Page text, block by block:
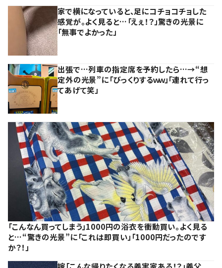
家で横になっていると、足にコチョコチョした
感覚が。よく見ると…「えぇ！？」驚きの光景に
「無事でよかった」
出張で…列車の指定席を予約したら…→“想
定外の光景”に「びっくりするｗｗ」「連れて行っ
てあげて笑」
「こんなん買ってしまう」1000円の浴衣を衝動買い。よく見る
と…“驚きの光景”に「これは即買い」「1000円だったのです
か？！」
嫁「こんな帰りたくなる義実家ある！？」義父